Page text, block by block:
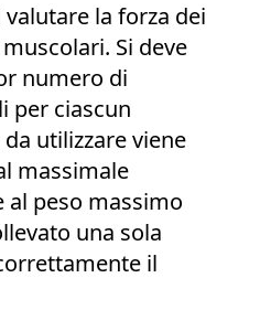
la forza dei
Si deve
numero di
per ciascun
utilizzare viene
massimale
peso massimo
una sola
il